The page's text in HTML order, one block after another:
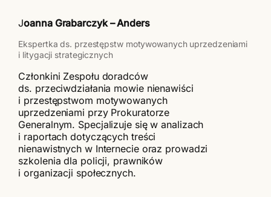
Joanna Grabarczyk – Anders
Ekspertka ds. przestępstw motywowanych uprzedzeniami
i litygacji strategicznych
Członkini Zespołu doradców
ds. przeciwdziałania mowie nienawiści
i przestępstwom motywowanych
uprzedzeniami przy Prokuratorze
Generalnym. Specjalizuje się w analizach
i raportach dotyczących treści
nienawistnych w Internecie oraz prowadzi
szkolenia dla policji, prawników
i organizacji społecznych.